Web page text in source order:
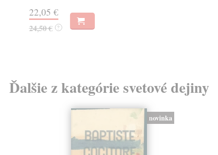
22,05 €
24,50 € ?
Ďalšie z kategórie svetové dejiny
novinka